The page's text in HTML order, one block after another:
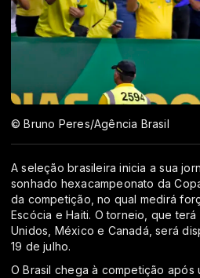
© Bruno Peres/Agência Brasil
A seleção brasileira inicia a sua
sonhado hexacampeonato da
da competição, no qual medirá
Escócia e Haiti. O torneio, que
Unidos, México e Canadá, será
19 de julho.
O Brasil chega à competição após